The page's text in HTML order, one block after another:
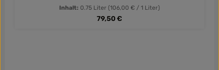
Inhalt: 0.75 Liter (106,00 € / 1 Liter)
Regulärer Preis:
79,50 €